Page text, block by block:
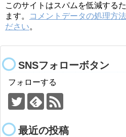
このサイトはスパムを低減する
ます。
コメントデータの処理方
ださい。
SNSフォローボタン
フォローする
最近の投稿